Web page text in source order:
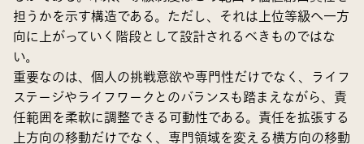
担うかを示す構造である。ただし、それは上位等級へ一方
向に上がっていく階段として設計されるべきものではな
い。
重要なのは、個人の挑戦意欲や専門性だけでなく、ライフ
ステージやライフワークとのバランスも踏まえながら、責
任範囲を柔軟に調整できる可動性である。責任を拡張する
上方向の移動だけでなく、専門領域を変える横方向の移動